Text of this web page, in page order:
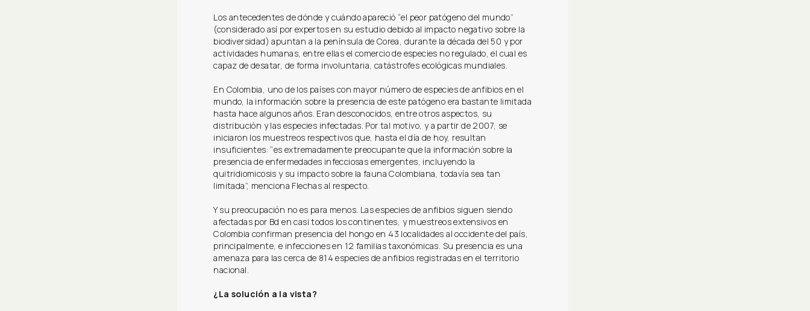
Los antecedentes de dónde y cuándo apareció “el peor patógeno del mundo”
(considerado así por expertos en su estudio debido al impacto negativo sobre la
biodiversidad) apuntan a la península de Corea, durante la década del 50 y por
actividades humanas, entre ellas el comercio de especies no regulado, el cual es
capaz de desatar, de forma involuntaria, catástrofes ecológicas mundiales.
En Colombia, uno de los países con mayor número de especies de anfibios en el
mundo, la información sobre la presencia de este patógeno era bastante limitada
hasta hace algunos años. Eran desconocidos, entre otros aspectos, su
distribución y las especies infectadas. Por tal motivo, y a partir de 2007, se
iniciaron los muestreos respectivos que, hasta el día de hoy, resultan
insuficientes: “es extremadamente preocupante que la información sobre la
presencia de enfermedades infecciosas emergentes, incluyendo la
quitridiomicosis y su impacto sobre la fauna Colombiana, todavía sea tan
limitada”, menciona Flechas al respecto.
Y su preocupación no es para menos. Las especies de anfibios siguen siendo
afectadas por Bd en casi todos los continentes, y muestreos extensivos en
Colombia confirman presencia del hongo en 43 localidades al occidente del país,
principalmente, e infecciones en 12 familias taxonómicas. Su presencia es una
amenaza para las cerca de 814 especies de anfibios registradas en el territorio
nacional.
¿La solución a la vista?